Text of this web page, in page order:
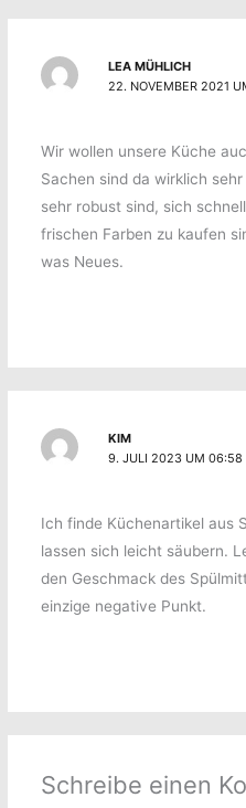
LEA MÜHLICH
22. NOVEMBER 2021
Wir wollen unsere Küche
Sachen sind da wirklich
sehr robust sind, sich
frischen Farben zu kaufen
was Neues.
KIM
9. JULI 2023 UM 06:58
Ich finde Küchenartikel aus
lassen sich leicht säubern.
den Geschmack des
einzige negative Punkt.
Schreibe einen